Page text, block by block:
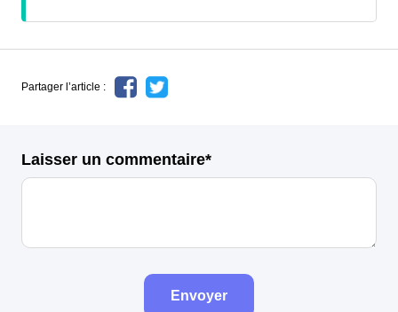
Partager l’article :
Laisser un commentaire*
Envoyer